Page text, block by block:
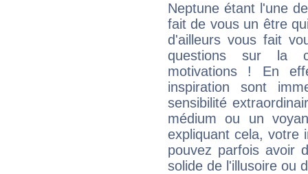
Neptune étant l'une
fait de vous un être
d'ailleurs vous fait
questions sur la
motivations ! En
inspiration sont
sensibilité
médium ou un
expliquant cela, votre
pouvez parfois avoir
solide de l'illusoire ou